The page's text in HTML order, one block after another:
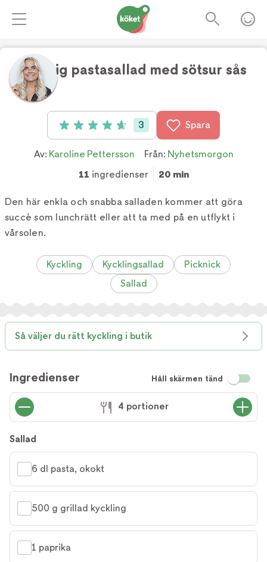
Krämig pastasallad med sötsur sås
Betyg: 4.7 av 5 (3 röster)
3 Spara
Av: Karoline Pettersson Från: Nyhetsmorgon
11 ingredienser 20 min
Den här enkla och snabba salladen kommer att göra
succé som lunchrätt eller att ta med på en utflykt i
vårsolen.
Kyckling Kycklingsallad
Picknick
Sallad
Så väljer du rätt kyckling i butik
Ingredienser Håll skärmen tänd
4 portioner
Sallad
6 dl pasta, okokt
500 g grillad kyckling
1 paprika